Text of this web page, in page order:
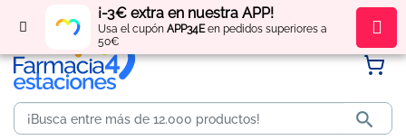
¡-3€ extra en nuestra APP!
Usa el cupón APP34Een pedidos superiores a
50€
Regístratey obténpuntos por tus compras
